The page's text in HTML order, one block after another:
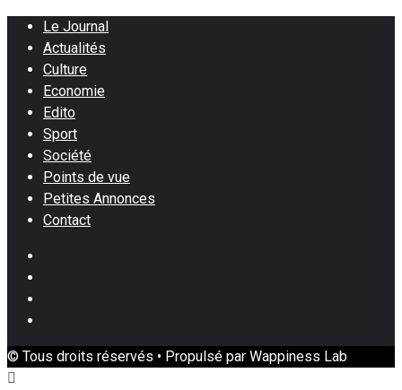
Le Journal
Actualités
Culture
Economie
Edito
Sport
Société
Points de vue
Petites Annonces
Contact
© Tous droits réservés • Propulsé par Wappiness Lab